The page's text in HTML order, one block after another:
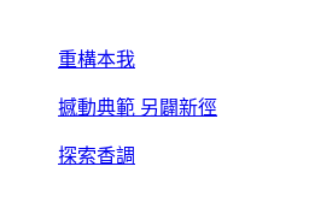
重構本我
撼動典範 另闢新徑
探索香調